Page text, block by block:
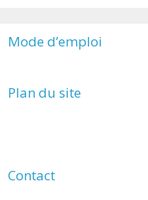
Mode d’emploi
Plan du site
Contact